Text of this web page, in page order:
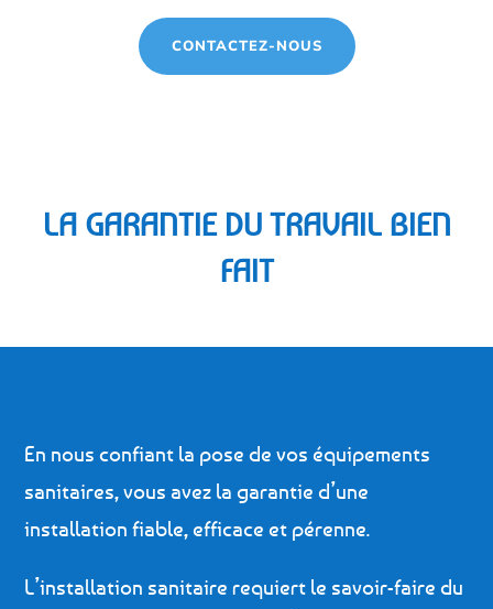
CONTACTEZ-NOUS
LA GARANTIE DU TRAVAIL BIEN
FAIT
En nous confiant la pose de vos équipements
sanitaires, vous avez la garantie d’une
installation fiable, efficace et pérenne.
L’installation sanitaire requiert le savoir-faire du